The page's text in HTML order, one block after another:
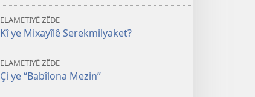
ELAMETIYÊ ZÊDE
Kî ye Mixayîlê Serekmilyaket?
ELAMETIYÊ ZÊDE
Çi ye “Babîlona Mezin”